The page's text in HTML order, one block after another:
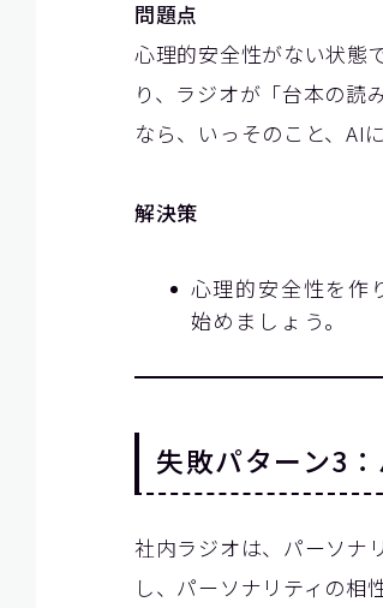
問題点
心理的安全性がない状態
り、ラジオが「台本の読
なら、いっそのこと、AI
解決策
心理的安全性を作
始めましょう。
失敗パターン3
社内ラジオは、パーソナ
し、パーソナリティの相